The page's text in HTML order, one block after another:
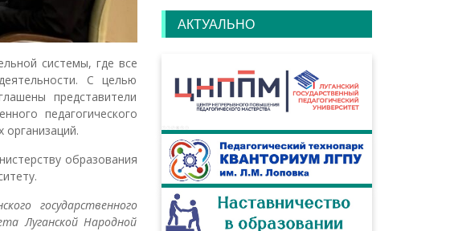
системы, где все
С целью
представители
педагогического
организаций.
образования
государственного
Луганской Народной
АКТУАЛЬНО